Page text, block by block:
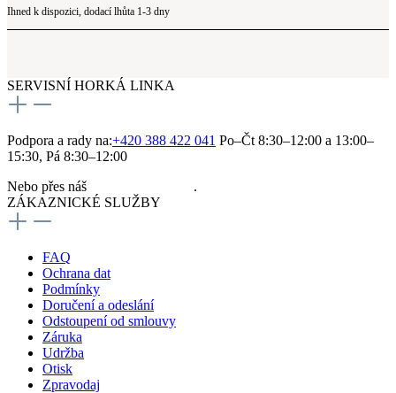
Ihned k dispozici, dodací lhůta 1-3 dny
SERVISNÍ HORKÁ LINKA
Podpora a rady na:+420 388 422 041 Po–Čt 8:30–12:00 a 13:00–
15:30, Pá 8:30–12:00
Nebo přes náš
.
ZÁKAZNICKÉ SLUŽBY
FAQ
Ochrana dat
Podmínky
Doručení a odeslání
Odstoupení od smlouvy
Záruka
Udržba
Otisk
Zpravodaj